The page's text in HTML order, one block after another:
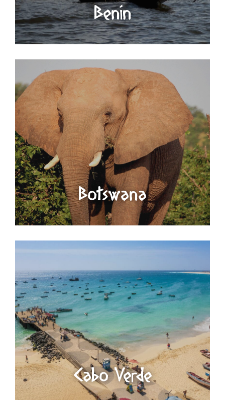
Benín
Botswana
Cabo Verde